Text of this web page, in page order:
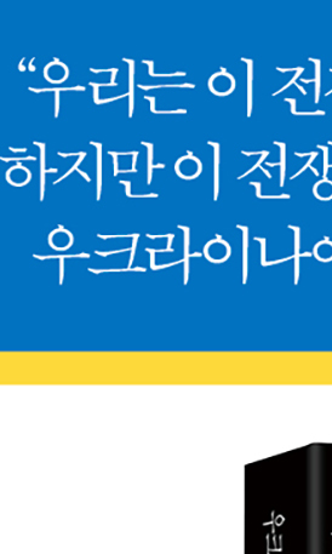
나는 위대함을 원하지 않았습니다
크라이나는 위대한 나라가 되었습니다
허무십시오
은 사람을 죽입니다
나라
여, 우크라이나를 지켜주소서
, 절대로